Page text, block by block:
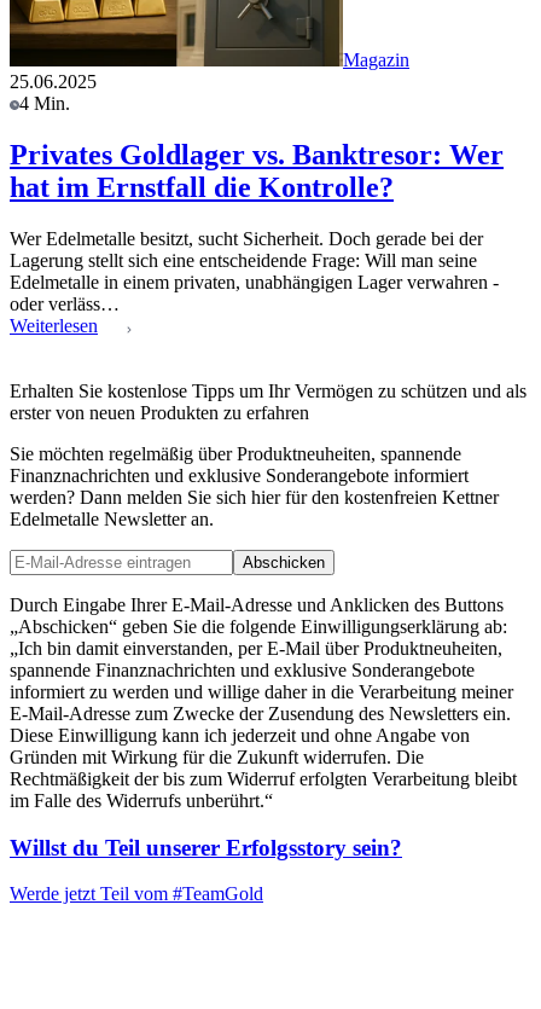
Magazin
25.06.2025
4 Min.
Privates Goldlager vs. Banktresor: Wer
hat im Ernstfall die Kontrolle?
Wer Edelmetalle besitzt, sucht Sicherheit. Doch gerade bei der
Lagerung stellt sich eine entscheidende Frage: Will man seine
Edelmetalle in einem privaten, unabhängigen Lager verwahren -
oder verläss…
Weiterlesen
Erhalten Sie kostenlose Tipps um Ihr Vermögen zu schützen und als
erster von neuen Produkten zu erfahren
Sie möchten regelmäßig über Produktneuheiten, spannende
Finanznachrichten und exklusive Sonderangebote informiert
werden? Dann melden Sie sich hier für den kostenfreien Kettner
Edelmetalle Newsletter an.
Abschicken
Durch Eingabe Ihrer E-Mail-Adresse und Anklicken des Buttons
„Abschicken“ geben Sie die folgende Einwilligungserklärung ab:
„Ich bin damit einverstanden, per E-Mail über Produktneuheiten,
spannende Finanznachrichten und exklusive Sonderangebote
informiert zu werden und willige daher in die Verarbeitung meiner
E-Mail-Adresse zum Zwecke der Zusendung des Newsletters ein.
Diese Einwilligung kann ich jederzeit und ohne Angabe von
Gründen mit Wirkung für die Zukunft widerrufen. Die
Rechtmäßigkeit der bis zum Widerruf erfolgten Verarbeitung bleibt
im Falle des Widerrufs unberührt.“
Willst du Teil unserer Erfolgsstory sein?
Werde jetzt Teil vom #TeamGold